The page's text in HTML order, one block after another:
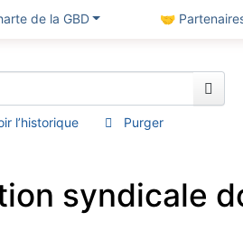
de la GBD 🤝
l’historique Purger
syndicale